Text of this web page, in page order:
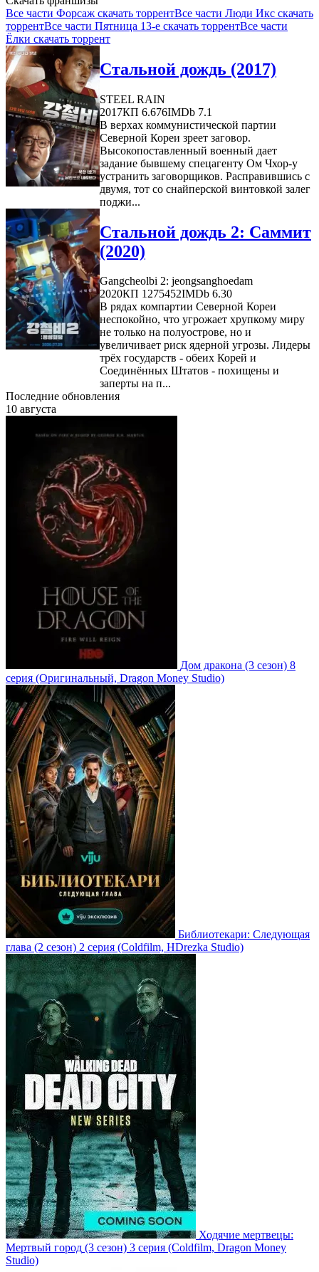
Все части Форсаж скачать торрентВсе части Люди Икс скачать
торрентВсе части Пятница 13-е скачать торрентВсе части
Ёлки скачать торрент
Стальной дождь (2017)
STEEL RAIN
2017КП 6.676IMDb 7.1
В верхах коммунистической партии
Северной Кореи зреет заговор.
Высокопоставленный военный дает
задание бывшему спецагенту Ом Чхор-у
устранить заговорщиков. Расправившись с
двумя, тот со снайперской винтовкой залег
поджи...
Стальной дождь 2: Саммит
(2020)
Gangcheolbi 2: jeongsanghoedam
2020КП 1275452IMDb 6.30
В рядах компартии Северной Кореи
неспокойно, что угрожает хрупкому миру
не только на полуострове, но и
увеличивает риск ядерной угрозы. Лидеры
трёх государств - обеих Корей и
Соединённых Штатов - похищены и
заперты на п...
Последние обновления
10 августа
Дом дракона (3 сезон) 8
серия (Оригинальный, Dragon Money Studio)
Библиотекари: Следующая
глава (2 сезон) 2 серия (Coldfilm, HDrezka Studio)
Ходячие мертвецы:
Мертвый город (3 сезон) 3 серия (Coldfilm, Dragon Money
Studio)